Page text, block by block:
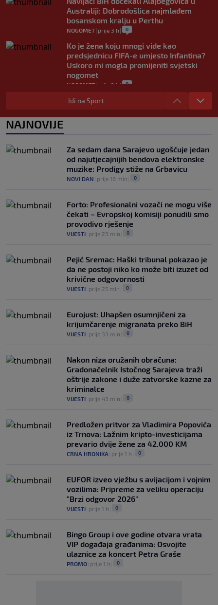
Australiji: Dobrodošlica najmlađem
bosanskom kralju u Perthu
NOGOMET| prije 3 h | 0
Ko je žena koju mnogi vide kao
predsjednicu FIFA-e umjesto Infantina?
Uskoro mi mogla promijeniti svjetski
nogomet
NOGOMET|prije 3 h| 0
FIFA se izvinila svim svojim članicama
zbog FFE projekta: Ali rukovodstvo i
dalje podržava Infantina
Lionel Messi postigao dva gola u pobjedi
Inter Miamija i ispisao historiju Leagues
Cupa (VIDEO)
prije 3 h| 0
Idi na Sport
NAJNOVIJE
Za sedam dana Sarajevo ugošćuje jedan
od najutjecajnijih bendova elektronske
muzike: Prodigy stiže na Grbavicu
NOVI DAN prije 18 min 0
Forto: Profesionalni vozači ne mogu više
čekati – Evropskoj komisiji ponudili smo
provodivo rješenje
VIJESTI prije 23 min 0
Pejić Sremac: Haški tribunal pokazao je
da ne postoji niko ko može biti izuzet od
krivične odgovornosti
VIJESTI prije 25 min 0
Eurojust: Uhapšen osumnjičeni za
krijumčarenje migranata preko BiH
VIJESTI prije 33 min 0
Nakon niza oružanih obračuna:
Gradonačelnik Istočnog Sarajeva traži
oštrije zakone i duže zatvorske kazne za
kriminalce
VIJESTI prije 43 min 0
Predložen pritvor za Vladimira Popovića
iz Trnova: Lažnim kripto-investicijama
prevario dvije žene za 42.000 KM
CRNA HRONIKA prije 1 h 0
EUFOR izveo vježbu s avijacijom i vojnim
vozilima: Pripreme za veliku operaciju
"Brzi odgovor 2026"
VIJESTI prije 1 h 0
Bingo Group i ove godine otvara vrata
VIP događaja građanima: Osvojite
ulaznice za koncert Petra Graše
PROMO prije 1 h 0